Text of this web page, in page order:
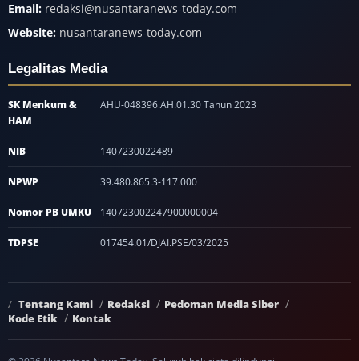
Email: redaksi@nusantaranews-today.com
Website: nusantaranews-today.com
Legalitas Media
SK Menkum &
HAM
AHU-048396.AH.01.30 Tahun 2023
NIB 1407230022489
NPWP 39.480.865.3-117.000
Nomor PB UMKU 140723002247900000004
TDPSE 017454.01/DJAI.PSE/03/2025
Tentang Kami Redaksi
Pedoman Media Siber
Kode Etik
Kontak